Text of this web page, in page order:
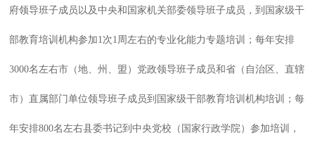
府领导班子成员以及中央和国家机关部委领导班子成员，到国家级干
部教育培训机构参加1次1周左右的专业化能力专题培训；每年安排
3000名左右市（地、州、盟）党政领导班子成员和省（自治区、直辖
市）直属部门单位领导班子成员到国家级干部教育培训机构培训；每
年安排800名左右县委书记到中央党校（国家行政学院）参加培训，